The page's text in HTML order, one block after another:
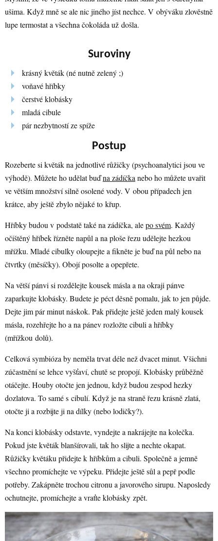
ušima. Když mně se ale nic jiného jíst nechce. V obýváku zlověstně
lupe termostat a všechna čokoláda už došla.
Suroviny
krásný květák (né nutně zelený ;)
voňavé hříbky
čerstvé klobásky
mladá cibule
pár nezbytností ze spíže
Postup
Rozeberte si květák na jednotlivé růžičky (psychoanalytici jsou ve
výhodě). Můžete ho udělat buďna zádíčka nebo ho můžete uvařit
ve větším množství silně osolené vody. V obou případech jen
krátce, aby ještě zbylo nějaké to křup.
Hříbky budou v podstatě také na zádíčka, alepo svém. Každý
očištěný hříbek řízněte napůl a na ploše řezu udělejte hezkou
mřížku. Mladé cibulky oloupejte a fikněte je buď na půl nebo na
čtvrtky (měsíčky). Obojí posolte a opepřete.
Na větší pánvi si rozdělejte kousek másla a na okraji pánve
zaparkujte klobásky. Budete je péct děsně pomalu, jak to jen půjde.
Dejte jim pár minut náskok. Pak přidejte ještě jeden malý kousek
másla, rozehřejte ho a na pánev rozložte cibuli a hříbky
(mřížkou dolů).
Celková symbióza by neměla trvat déle než dvacet minut. Všichni
zúčastnění se lehce vyšťaví, chutě se propojí. Klobásky průběžně
otáčejte. Houby otočte jen jednou, když budou zespod hezky
dozlatova. To samé s cibulí. Když je na straně řezu krásně zlatá,
otočte ji a rozbijte ji na dílky (nebo lodičky?).
Na konci klobásky odstavte, vyndejte a nakrájejte na kolečka.
Pokud jste květák blanšírovali, tak ho slijte a nechte okapat.
Růžičky květáku přidejte k hříbkům a cibuli. Společně a jemně
všechno promíchejte ve výpeku. Přidejte ještě sůl a pepř podle
potřeby. Zakápněte trochou citronu a javorového sirupu. Naposledy
ochutnejte, promíchejte a vraťte klobásky zpět.